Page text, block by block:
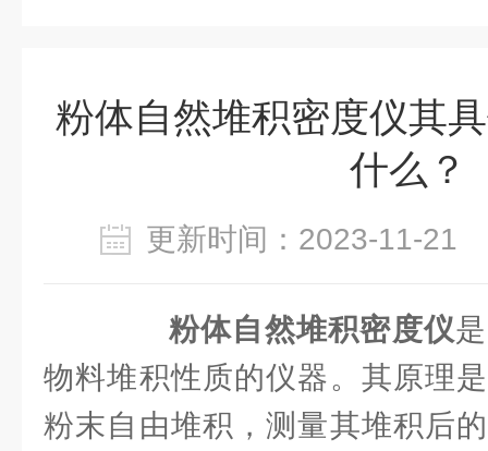
粉体自然堆积密度仪其
什么？
更新时间：2023-11-
粉体自然堆积密度仪
物料堆积性质的仪器。其原理
粉末自由堆积，测量其堆积后